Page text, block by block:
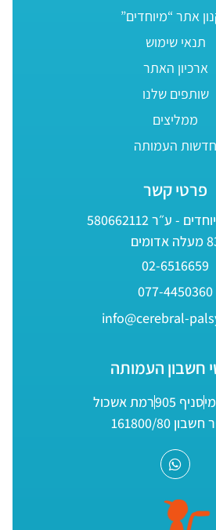
אתר “מיוחדים”
תנאי שימוש
ארכיון האתר
שותפים שלנו
ממליצים
חדשות העמותה
פרטי קשר
- ע״ר 580662112
אדומים
02-6516659
077-4450360
info@cerebral-
חשבון העמותה
סניף 905
רמת אשכול
161800/80